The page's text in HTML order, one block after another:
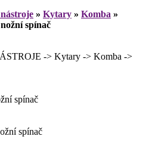
» Kytary » Komba »
spínač
-> Kytary -> Komba ->
spínač
spínač